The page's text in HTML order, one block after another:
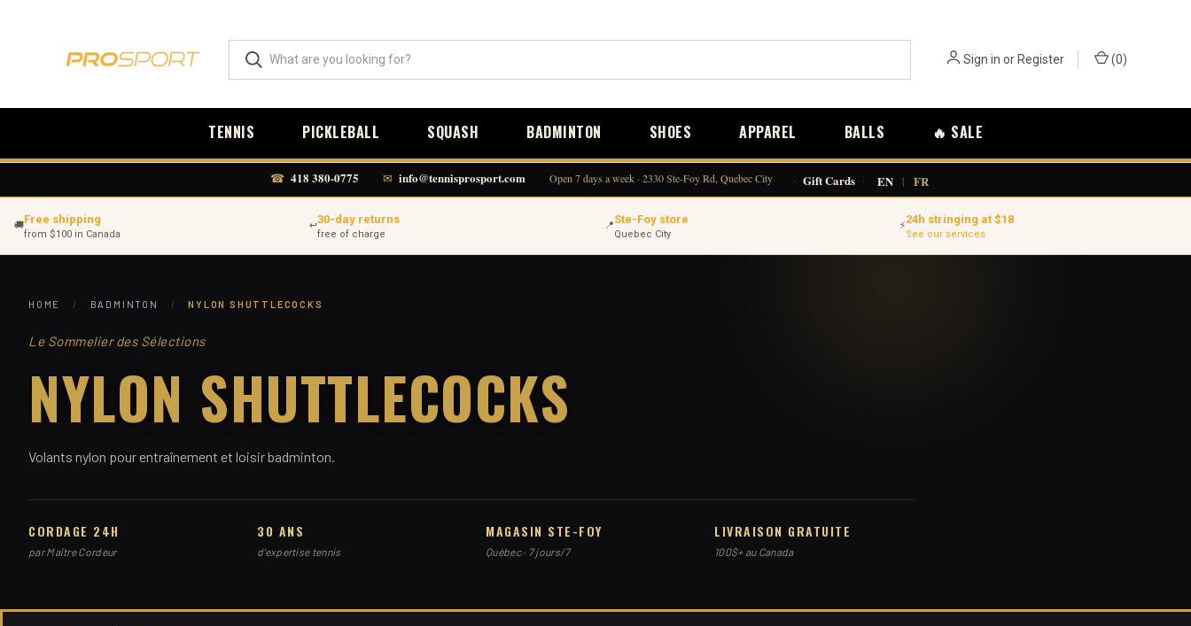
Sign in orRegister (0)
TENNIS PICKLEBALL SQUASH BADMINTON SHOES APPAREL BALLS 🔥 SALE
☎ 418 380-0775 ✉ info@tennisprosport.com Open 7 days a week · 2330 Ste-Foy Rd, Quebec City · Gift Cards · EN | FR
🚚Free shipping
from $100 in Canada
↩30-day returns
free of charge
📍Ste-Foy store
Quebec City
⚡24h stringing at $18
See our services
HOME / BADMINTON / NYLON SHUTTLECOCKS
Le Sommelier des Sélections
NYLON SHUTTLECOCKS
Volants nylon pour entraînement et loisir badminton.
CORDAGE 24H
par Maître Cordeur
30 ANS
d'expertise tennis
MAGASIN STE-FOY
Québec · 7 jours/7
LIVRAISON GRATUITE
100$+ au Canada